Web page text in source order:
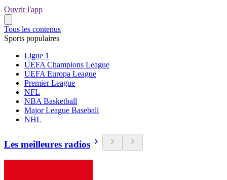
Ouvrir l'app
Tous les contenus
Sports populaires
Ligue 1
UEFA Champions League
UEFA Europa League
Premier League
NFL
NBA Basketball
Major League Baseball
NHL
Les meilleures radios